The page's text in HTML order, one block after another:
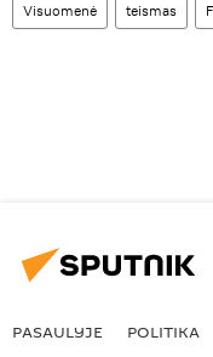
Visuomenė teismas
PASAULYJE POLITIKA